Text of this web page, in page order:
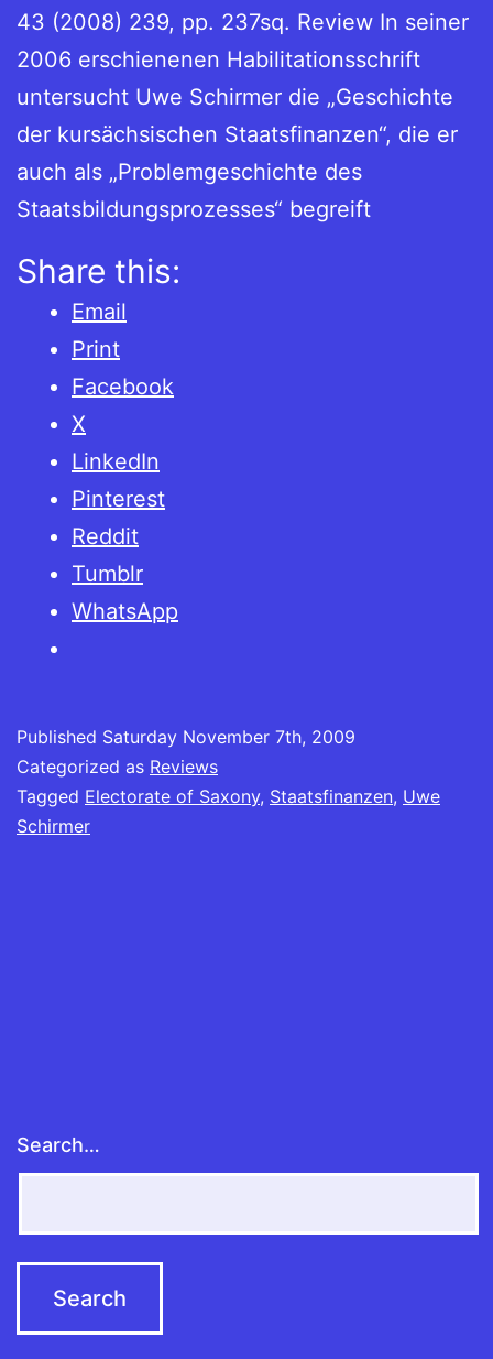
43 (2008) 239, pp. 237sq. Review In seiner
2006 erschienenen Habilitationsschrift
untersucht Uwe Schirmer die „Geschichte
der kursächsischen Staatsfinanzen“, die er
auch als „Problemgeschichte des
Staatsbildungsprozesses“ begreift
Share this:
Email
Print
Facebook
X
LinkedIn
Pinterest
Reddit
Tumblr
WhatsApp
Published Saturday November 7th, 2009
Categorized as Reviews
Tagged Electorate of Saxony, Staatsfinanzen, Uwe
Schirmer
Search…